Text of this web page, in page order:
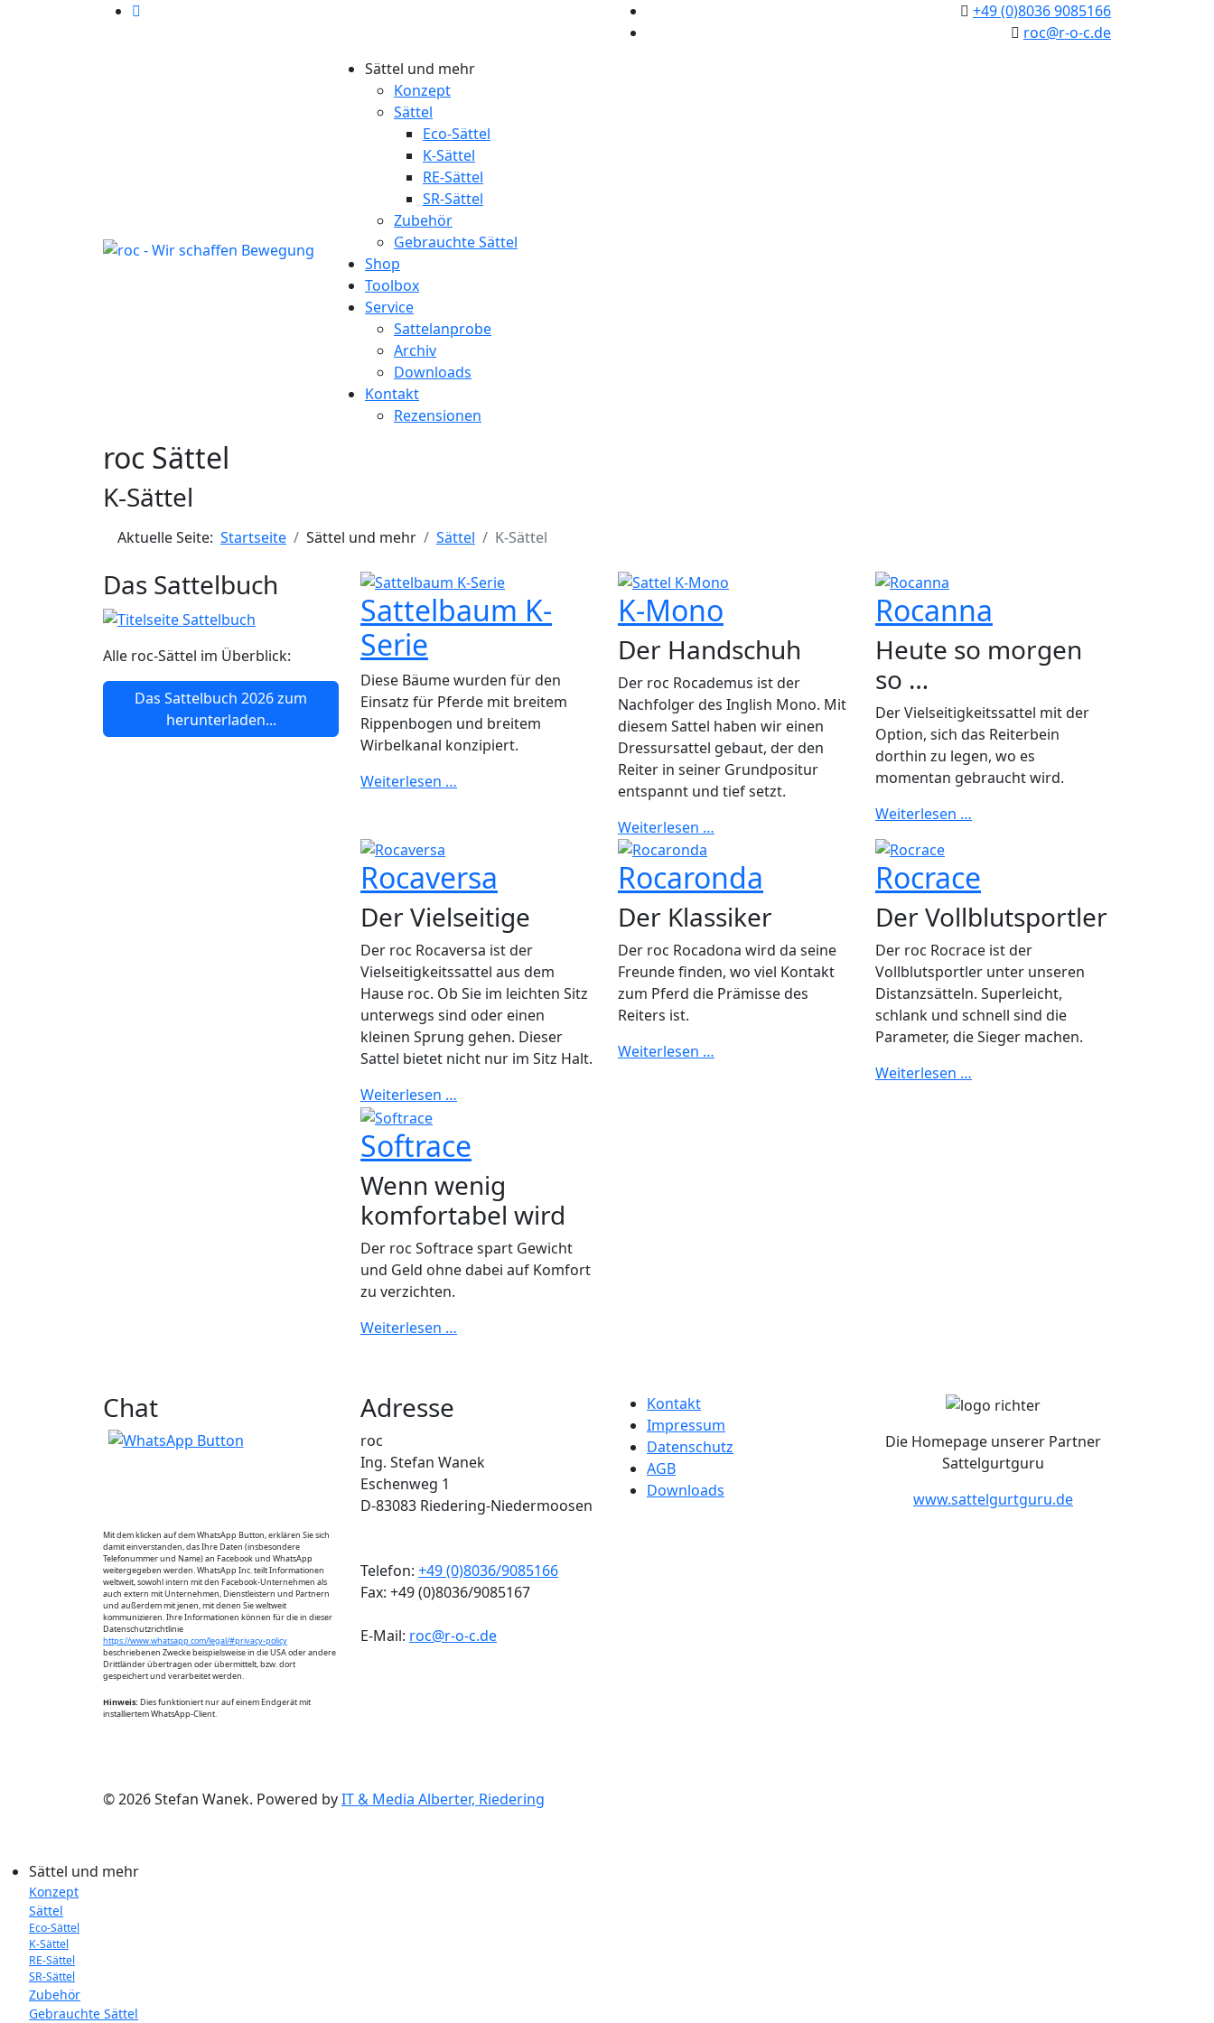
+49 (0)8036 9085166
roc@r-o-c.de
Sättel und mehr
Konzept
Sättel
Eco-Sättel
K-Sättel
RE-Sättel
SR-Sättel
Zubehör
Gebrauchte Sättel
Shop
Toolbox
Service
Sattelanprobe
Archiv
Downloads
Kontakt
Rezensionen
roc Sättel
K-Sättel
Aktuelle Seite: Startseite Sättel und mehr Sättel K-Sättel
Das Sattelbuch
Alle roc-Sättel im Überblick:
Das Sattelbuch 2026 zum
herunterladen...
Sattelbaum K-
Serie
Diese Bäume wurden für den
Einsatz für Pferde mit breitem
Rippenbogen und breitem
Wirbelkanal konzipiert.
Weiterlesen …
K-Mono
Der Handschuh
Der roc Rocademus ist der
Nachfolger des Inglish Mono. Mit
diesem Sattel haben wir einen
Dressursattel gebaut, der den
Reiter in seiner Grundpositur
entspannt und tief setzt.
Weiterlesen …
Rocanna
Heute so morgen
so …
Der Vielseitigkeitssattel mit der
Option, sich das Reiterbein
dorthin zu legen, wo es
momentan gebraucht wird.
Weiterlesen …
Rocaversa
Der Vielseitige
Der roc Rocaversa ist der
Vielseitigkeitssattel aus dem
Hause roc. Ob Sie im leichten Sitz
unterwegs sind oder einen
kleinen Sprung gehen. Dieser
Sattel bietet nicht nur im Sitz Halt.
Weiterlesen …
Rocaronda
Der Klassiker
Der roc Rocadona wird da seine
Freunde finden, wo viel Kontakt
zum Pferd die Prämisse des
Reiters ist.
Weiterlesen …
Rocrace
Der Vollblutsportler
Der roc Rocrace ist der
Vollblutsportler unter unseren
Distanzsätteln. Superleicht,
schlank und schnell sind die
Parameter, die Sieger machen.
Weiterlesen …
Softrace
Wenn wenig
komfortabel wird
Der roc Softrace spart Gewicht
und Geld ohne dabei auf Komfort
zu verzichten.
Weiterlesen …
Chat
Mit dem klicken auf dem WhatsApp Button, erklären Sie sich
damit einverstanden, das Ihre Daten (insbesondere
Telefonummer und Name) an Facebook und WhatsApp
weitergegeben werden. WhatsApp Inc. teilt Informationen
weltweit, sowohl intern mit den Facebook-Unternehmen als
auch extern mit Unternehmen, Dienstleistern und Partnern
und außerdem mit jenen, mit denen Sie weltweit
kommunizieren. Ihre Informationen können für die in dieser
Datenschutzrichtlinie
https://www.whatsapp.com/legal/#privacy-policy
beschriebenen Zwecke beispielsweise in die USA oder andere
Drittländer übertragen oder übermittelt, bzw. dort
gespeichert und verarbeitet werden.
Hinweis: Dies funktioniert nur auf einem Endgerät mit
installiertem WhatsApp-Client.
Adresse
roc
Ing. Stefan Wanek
Eschenweg 1
D-83083 Riedering-Niedermoosen
Telefon: +49 (0)8036/9085166
Fax: +49 (0)8036/9085167
E-Mail: roc@r-o-c.de
Kontakt
Impressum
Datenschutz
AGB
Downloads
Die Homepage unserer Partner
Sattelgurtguru
www.sattelgurtguru.de
© 2026 Stefan Wanek. Powered byIT & Media Alberter, Riedering
Sättel und mehr
Konzept
Sättel
Eco-Sättel
K-Sättel
RE-Sättel
SR-Sättel
Zubehör
Gebrauchte Sättel